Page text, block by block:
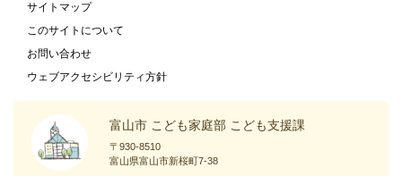
サイトマップ
このサイトについて
お問い合わせ
ウェブアクセシビリティ方針
富山市 こども家庭部 こども支援課
〒930-8510
富山県富山市新桜町7-38